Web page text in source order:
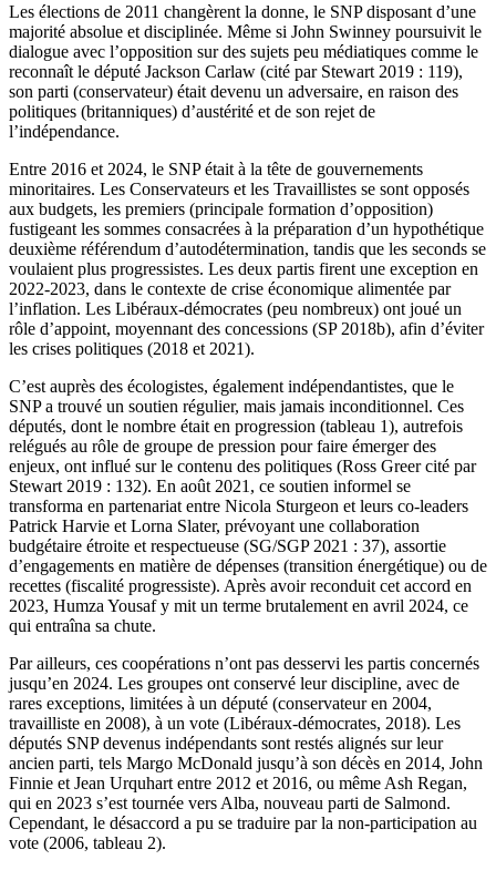
Les élections de 2011 changèrent la donne, le SNP disposant d’une
majorité absolue et disciplinée. Même si John Swinney poursuivit le
dialogue avec l’opposition sur des sujets peu médiatiques comme le
reconnaît le député Jackson Carlaw (cité par Stewart 2019 : 119),
son parti (conservateur) était devenu un adversaire, en raison des
politiques (britanniques) d’austérité et de son rejet de
l’indépendance.
Entre 2016 et 2024, le SNP était à la tête de gouvernements
minoritaires. Les Conservateurs et les Travaillistes se sont opposés
aux budgets, les premiers (principale formation d’opposition)
fustigeant les sommes consacrées à la préparation d’un hypothétique
deuxième référendum d’autodétermination, tandis que les seconds se
voulaient plus progressistes. Les deux partis firent une exception en
2022-2023, dans le contexte de crise économique alimentée par
l’inflation. Les Libéraux-démocrates (peu nombreux) ont joué un
rôle d’appoint, moyennant des concessions (SP 2018b), afin d’éviter
les crises politiques (2018 et 2021).
C’est auprès des écologistes, également indépendantistes, que le
SNP a trouvé un soutien régulier, mais jamais inconditionnel. Ces
députés, dont le nombre était en progression (tableau 1), autrefois
relégués au rôle de groupe de pression pour faire émerger des
enjeux, ont influé sur le contenu des politiques (Ross Greer cité par
Stewart 2019 : 132). En août 2021, ce soutien informel se
transforma en partenariat entre Nicola Sturgeon et leurs co-leaders
Patrick Harvie et Lorna Slater, prévoyant une collaboration
budgétaire étroite et respectueuse (SG/SGP 2021 : 37), assortie
d’engagements en matière de dépenses (transition énergétique) ou de
recettes (fiscalité progressiste). Après avoir reconduit cet accord en
2023, Humza Yousaf y mit un terme brutalement en avril 2024, ce
qui entraîna sa chute.
Par ailleurs, ces coopérations n’ont pas desservi les partis concernés
jusqu’en 2024. Les groupes ont conservé leur discipline, avec de
rares exceptions, limitées à un député (conservateur en 2004,
travailliste en 2008), à un vote (Libéraux-démocrates, 2018). Les
députés SNP devenus indépendants sont restés alignés sur leur
ancien parti, tels Margo McDonald jusqu’à son décès en 2014, John
Finnie et Jean Urquhart entre 2012 et 2016, ou même Ash Regan,
qui en 2023 s’est tournée vers Alba, nouveau parti de Salmond.
Cependant, le désaccord a pu se traduire par la non-participation au
vote (2006, tableau 2).